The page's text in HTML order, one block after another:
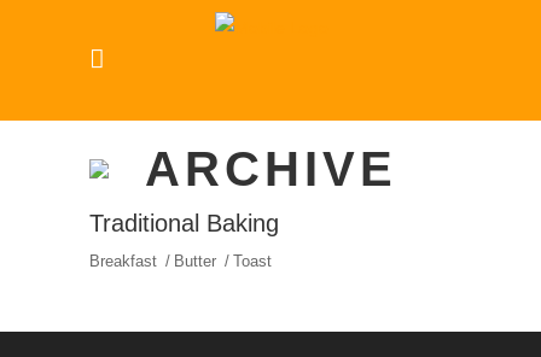
ARCHIVE
Traditional Baking
Breakfast Butter Toast